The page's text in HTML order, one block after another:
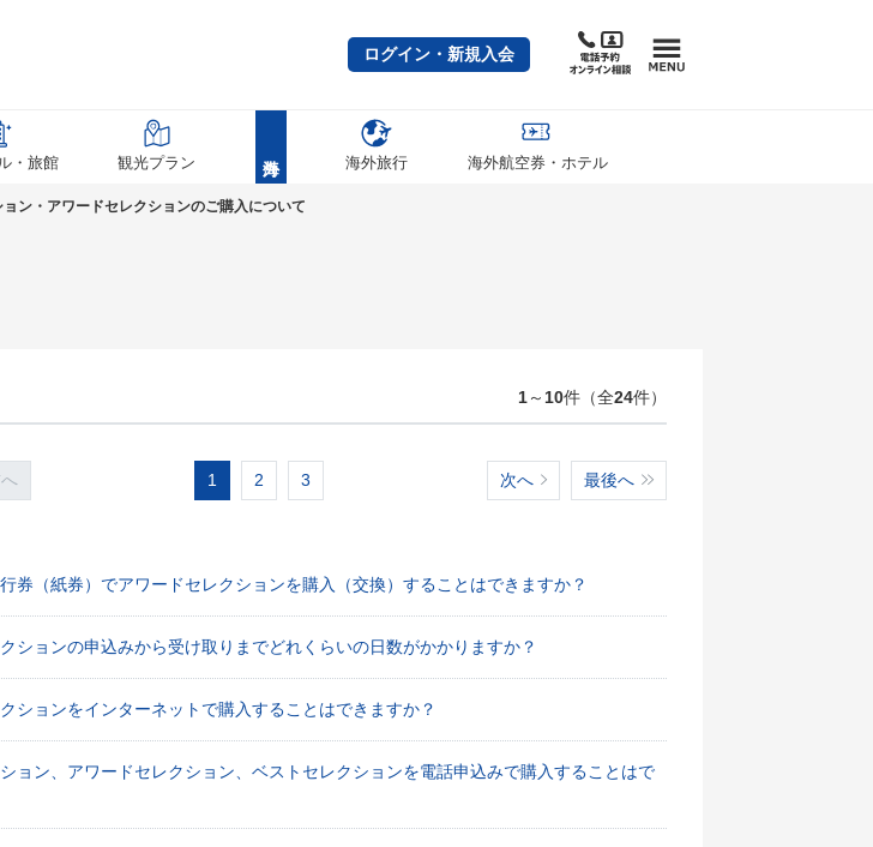
ログイン・新規入会
・旅館 観光プラン 海外旅行 海外航空券・ホテル
ン・アワードセレクションのご購入について
1～ 10件（全24件）
1 2 3 次へ 最後へ
券（紙券）でアワードセレクションを購入（交換）することはできますか？
ションの申込みから受け取りまでどれくらいの日数がかかりますか？
ションをインターネットで購入することはできますか？
ョン、アワードセレクション、ベストセレクションを電話申込みで購入することはで